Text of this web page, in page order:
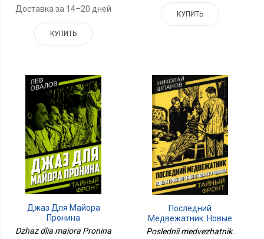
Доставка за 14–20 дней
КУПИТЬ
КУПИТЬ
Джаз Для Майора
Пронина
Dzhaz dlia maiora Pronina
Последний
Медвежатник. Новые
Приключения Нила
Poslednii medvezhatnik.